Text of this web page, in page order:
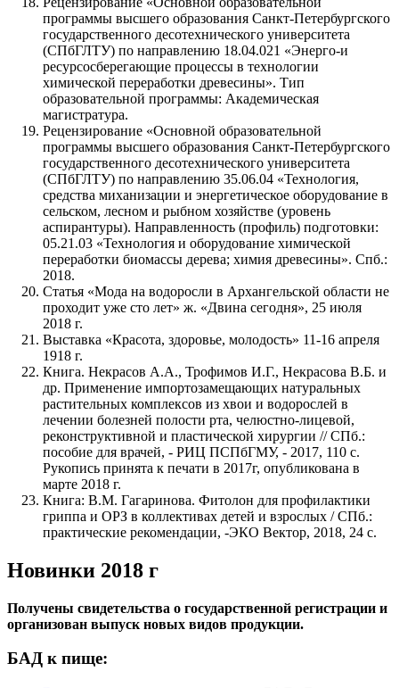
программы высшего образования Санкт-Петербургского
государственного десотехнического университета
(СПбГЛТУ) по направлению 18.04.021 «Энерго-и
ресурсосберегающие процессы в технологии
химической переработки древесины». Тип
образовательной программы: Академическая
магистратура.
Рецензирование «Основной образовательной
программы высшего образования Санкт-Петербургского
государственного десотехнического университета
(СПбГЛТУ) по направлению 35.06.04 «Технология,
средства миханизации и энергетическое оборудование в
сельском, лесном и рыбном хозяйстве (уровень
аспирантуры). Направленность (профиль) подготовки:
05.21.03 «Технология и оборудование химической
переработки биомассы дерева; химия древесины». Спб.:
2018.
Статья «Мода на водоросли в Архангельской области не
проходит уже сто лет» ж. «Двина сегодня», 25 июля
2018 г.
Выставка «Красота, здоровье, молодость» 11-16 апреля
1918 г.
Книга. Некрасов А.А., Трофимов И.Г., Некрасова В.Б. и
др. Применение импортозамещающих натуральных
растительных комплексов из хвои и водорослей в
лечении болезней полости рта, челюстно-лицевой,
реконструктивной и пластической хирургии // СПб.:
пособие для врачей, - РИЦ ПСПбГМУ, - 2017, 110 с.
Рукопись принята к печати в 2017г, опубликована в
марте 2018 г.
Книга: В.М. Гагаринова. Фитолон для профилактики
гриппа и ОРЗ в коллективах детей и взрослых / СПб.:
практические рекомендации, -ЭКО Вектор, 2018, 24 с.
Новинки 2018 г
Получены свидетельства о государственной регистрации и
организован выпуск новых видов продукции.
БАД к пище: